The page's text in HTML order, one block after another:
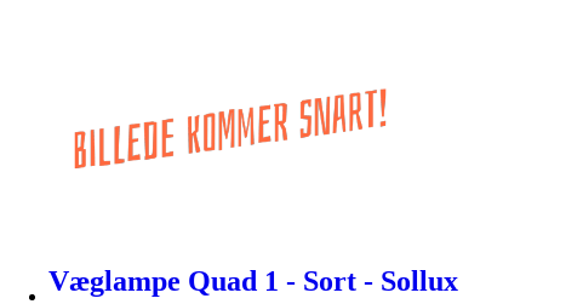
Væglampe Quad 1 - Sort - Sollux